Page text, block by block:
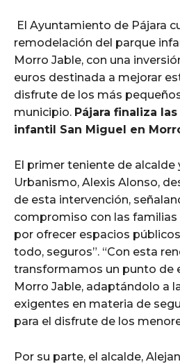
El Ayuntamiento de Pájara
remodelación del parque
Morro Jable, con una
euros destinada a mejorar
disfrute de los más
municipio. Pájara finaliza
infantil San Miguel en
El primer teniente de alcalde
Urbanismo, Alexis Alonso,
de esta intervención,
compromiso con las
por ofrecer espacios
todo, seguros”. “Con esta
transformamos un punto de
Morro Jable, adaptándolo a
exigentes en materia de
para el disfrute de los
Por su parte, el alcalde,